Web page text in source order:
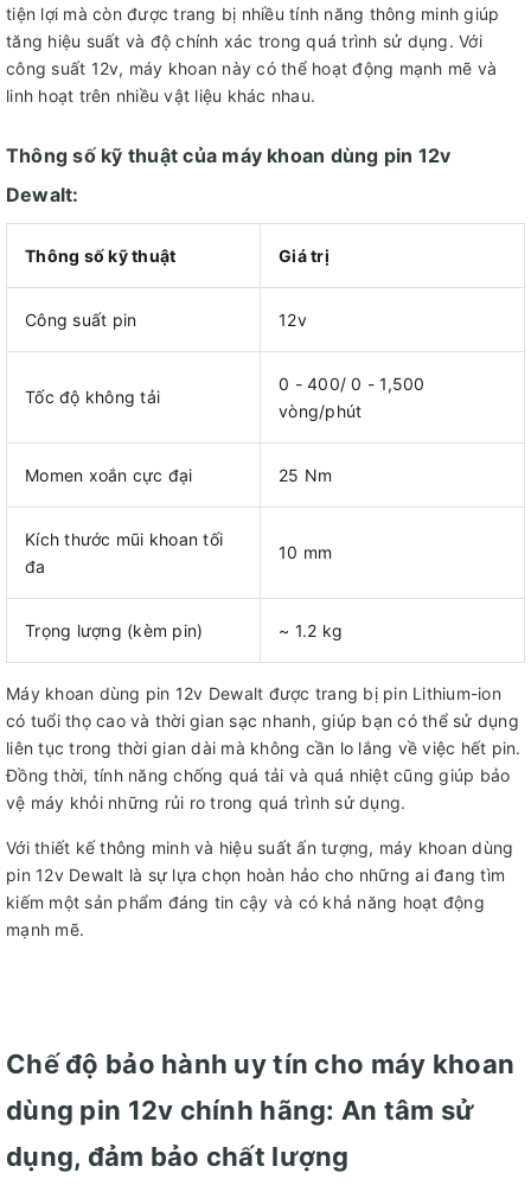
tiện lợi mà còn được trang bị nhiều tính năng thông minh giúp
tăng hiệu suất và độ chính xác trong quá trình sử dụng. Với
công suất 12v, máy khoan này có thể hoạt động mạnh mẽ và
linh hoạt trên nhiều vật liệu khác nhau.
Thông số kỹ thuật của máy khoan dùng pin 12v
Dewalt:
Thông số kỹ thuật Giá trị
Công suất pin 12v
Tốc độ không tải
0 - 400/ 0 - 1,500
vòng/phút
Momen xoắn cực đại 25 Nm
Kích thước mũi khoan tối
đa
10 mm
Trọng lượng (kèm pin) ~ 1.2 kg
Máy khoan dùng pin 12v Dewalt được trang bị pin Lithium-ion
có tuổi thọ cao và thời gian sạc nhanh, giúp bạn có thể sử dụng
liên tục trong thời gian dài mà không cần lo lắng về việc hết pin.
Đồng thời, tính năng chống quá tải và quá nhiệt cũng giúp bảo
vệ máy khỏi những rủi ro trong quá trình sử dụng.
Với thiết kế thông minh và hiệu suất ấn tượng, máy khoan dùng
pin 12v Dewalt là sự lựa chọn hoàn hảo cho những ai đang tìm
kiếm một sản phẩm đáng tin cậy và có khả năng hoạt động
mạnh mẽ.
Chế độ bảo hành uy tín cho máy khoan
dùng pin 12v chính hãng: An tâm sử
dụng, đảm bảo chất lượng